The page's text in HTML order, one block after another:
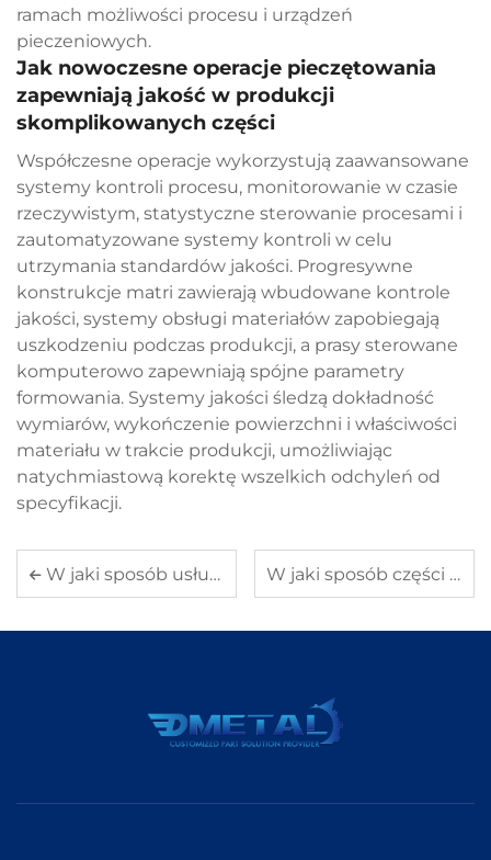
ramach możliwości procesu i urządzeń
pieczeniowych.
Jak nowoczesne operacje pieczętowania
zapewniają jakość w produkcji
skomplikowanych części
Współczesne operacje wykorzystują zaawansowane
systemy kontroli procesu, monitorowanie w czasie
rzeczywistym, statystyczne sterowanie procesami i
zautomatyzowane systemy kontroli w celu
utrzymania standardów jakości. Progresywne
konstrukcje matri zawierają wbudowane kontrole
jakości, systemy obsługi materiałów zapobiegają
uszkodzeniu podczas produkcji, a prasy sterowane
komputerowo zapewniają spójne parametry
formowania. Systemy jakości śledzą dokładność
wymiarów, wykończenie powierzchni i właściwości
materiału w trakcie produkcji, umożliwiając
natychmiastową korektę wszelkich odchyleń od
specyfikacji.
W jaki sposób usługi obróbkowe pomagają w osiągnięciu precyzji w niestandardowych elementach W jaki sposób części tłoczone z metalu pomagają w obniżeniu kosztów produkcji